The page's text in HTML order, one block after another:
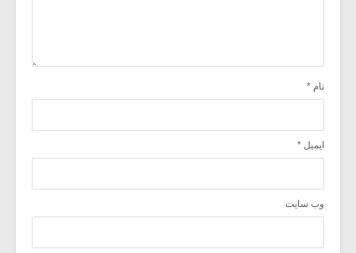
نام *
ایمیل *
وب‌ سایت